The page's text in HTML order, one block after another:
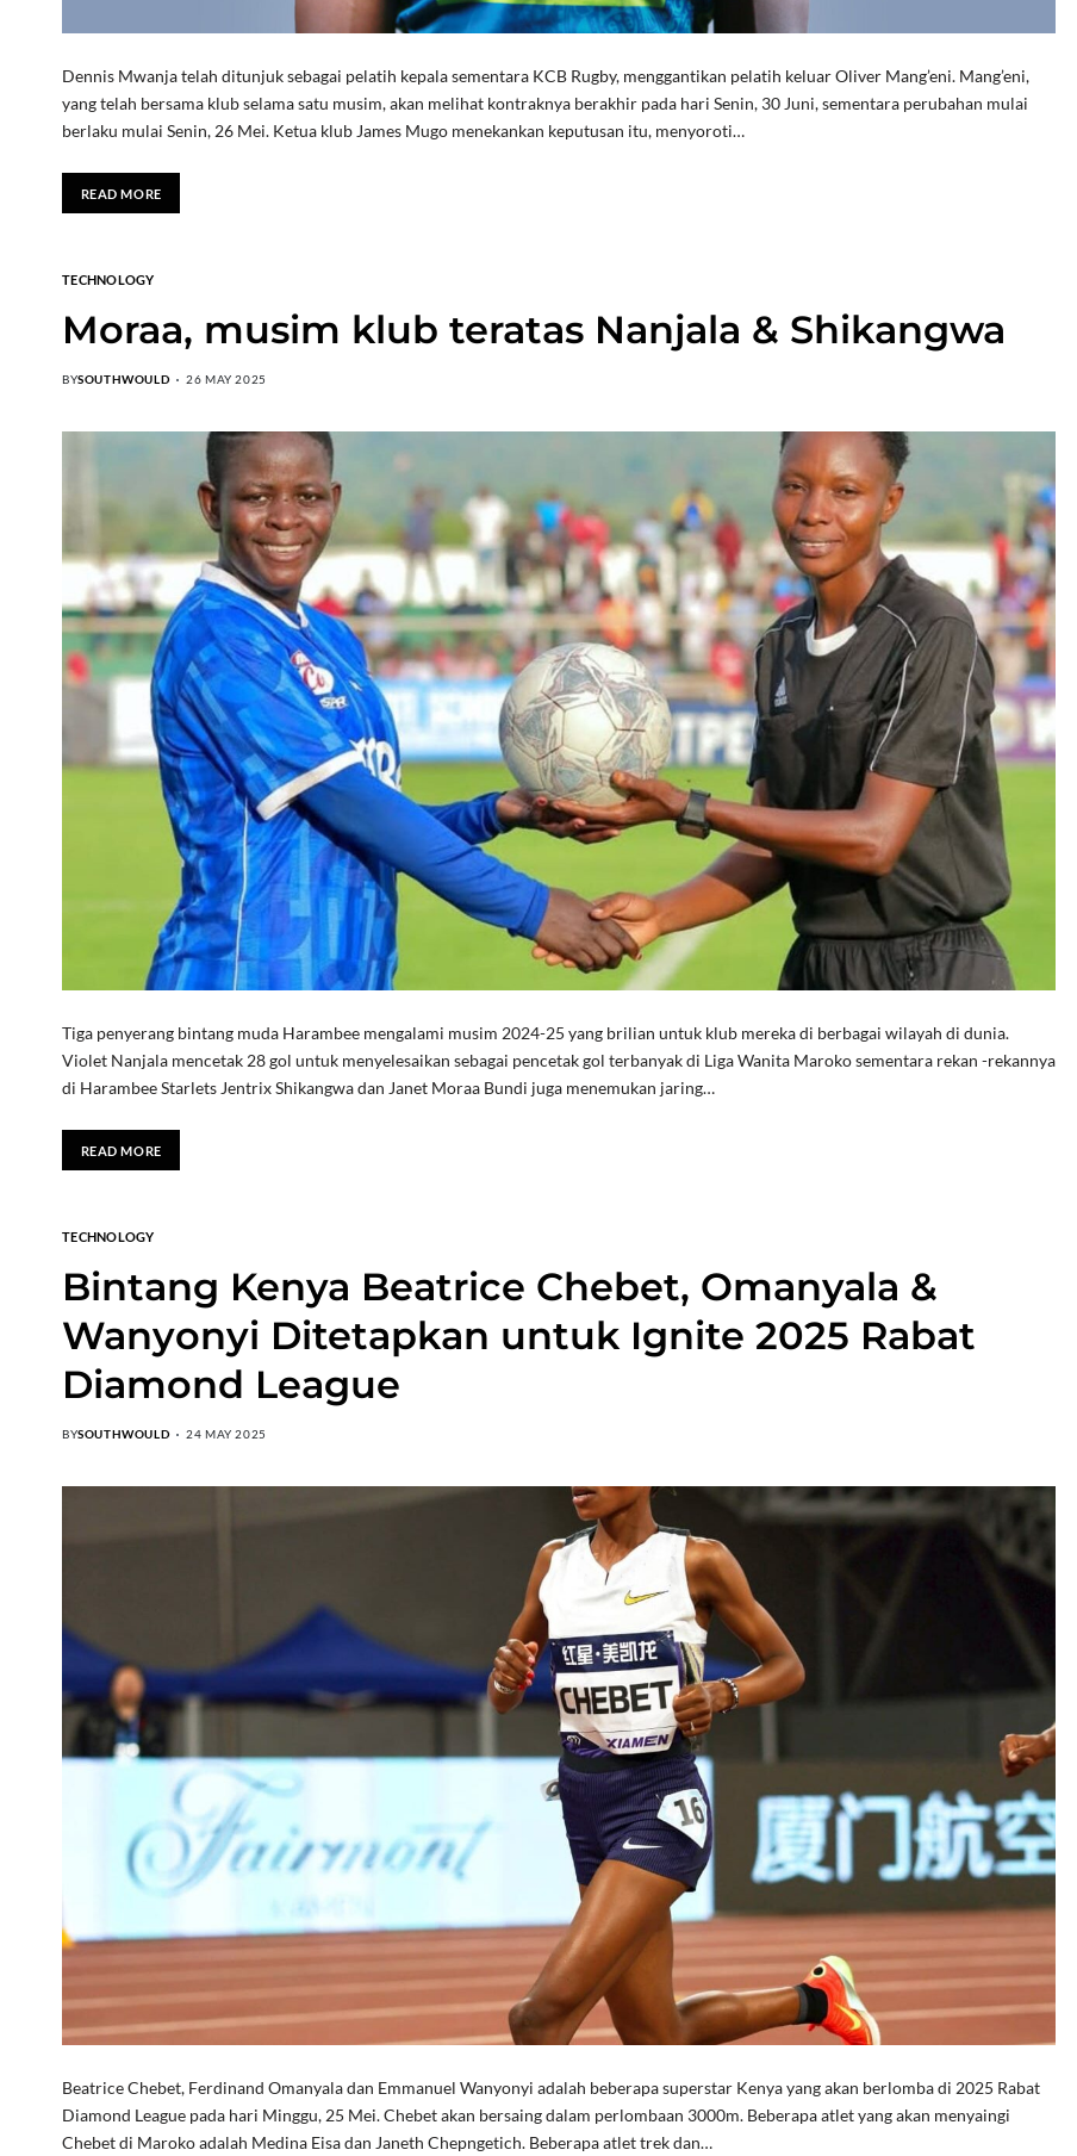
Dennis Mwanja telah ditunjuk sebagai pelatih kepala sementara KCB Rugby, menggantikan pelatih keluar Oliver Mang’eni. Mang’eni,
yang telah bersama klub selama satu musim, akan melihat kontraknya berakhir pada hari Senin, 30 Juni, sementara perubahan mulai
berlaku mulai Senin, 26 Mei. Ketua klub James Mugo menekankan keputusan itu, menyoroti…
READ MORE
TECHNOLOGY
Moraa, musim klub teratas Nanjala & Shikangwa
BYSOUTHWOULD 26 MAY 2025
Tiga penyerang bintang muda Harambee mengalami musim 2024-25 yang brilian untuk klub mereka di berbagai wilayah di dunia.
Violet Nanjala mencetak 28 gol untuk menyelesaikan sebagai pencetak gol terbanyak di Liga Wanita Maroko sementara rekan -rekannya
di Harambee Starlets Jentrix Shikangwa dan Janet Moraa Bundi juga menemukan jaring…
READ MORE
TECHNOLOGY
Bintang Kenya Beatrice Chebet, Omanyala &
Wanyonyi Ditetapkan untuk Ignite 2025 Rabat
Diamond League
BYSOUTHWOULD 24 MAY 2025
Beatrice Chebet, Ferdinand Omanyala dan Emmanuel Wanyonyi adalah beberapa superstar Kenya yang akan berlomba di 2025 Rabat
Diamond League pada hari Minggu, 25 Mei. Chebet akan bersaing dalam perlombaan 3000m. Beberapa atlet yang akan menyaingi
Chebet di Maroko adalah Medina Eisa dan Janeth Chepngetich. Beberapa atlet trek dan…